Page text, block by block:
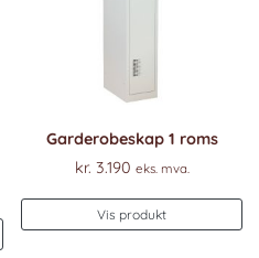
Garderobeskap 1 roms
kr. 3.190 eks. mva.
Vis produkt